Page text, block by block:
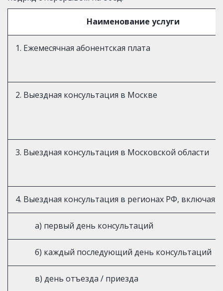
Наименование услуги
1. Ежемесячная абонентская плата
2. Выездная консультация в Москве
3. Выездная консультация в Московской области
4. Выездная консультация в регионах РФ, включая:
а) первый день консультаций
б) каждый последующий день консультаций
в) день отъезда / приезда